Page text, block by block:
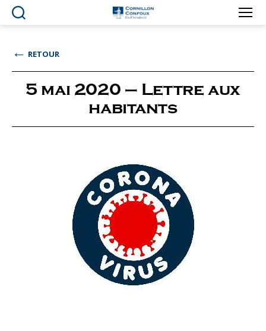
Ville
en
Provence
← RETOUR
5 mai 2020 – Lettre aux
habitants